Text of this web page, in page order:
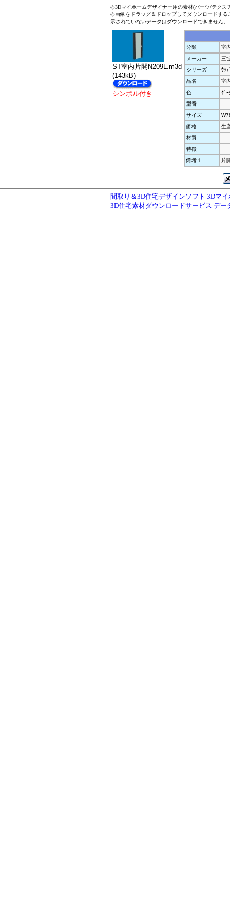
◎3Dマイホームデザイナー用の素材(パーツ/テクス
◎画像をドラッグ＆ドロップしてダウンロードす
示されていないデータはダウンロードできません。
ST室内片開N209L.m3d
(143kB)
シンボル付き
分類
室
メーカー
三
シリーズ
ｳｯﾃ
品名
室
色
ﾀﾞｰ
型番
サイズ
価格
生
材質
特徴
備考１
片
間取り＆3D住宅デザインソフト 3Dマ
3D住宅素材ダウンロードサービス デー